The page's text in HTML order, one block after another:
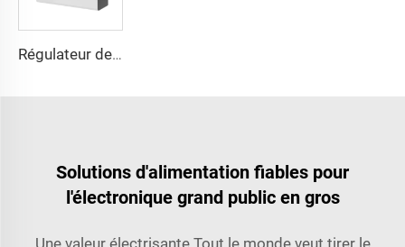
Régulateur de Tension SCR (Thyristor) ITK-B Série
Solutions d'alimentation fiables pour
l'électronique grand public en gros
Une valeur électrisante Tout le monde veut tirer le